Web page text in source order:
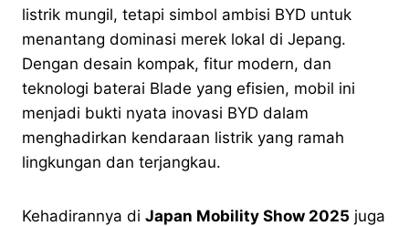
listrik mungil, tetapi simbol ambisi BYD untuk
menantang dominasi merek lokal di Jepang.
Dengan desain kompak, fitur modern, dan
teknologi baterai Blade yang efisien, mobil ini
menjadi bukti nyata inovasi BYD dalam
menghadirkan kendaraan listrik yang ramah
lingkungan dan terjangkau.
Kehadirannya di Japan Mobility Show 2025 juga